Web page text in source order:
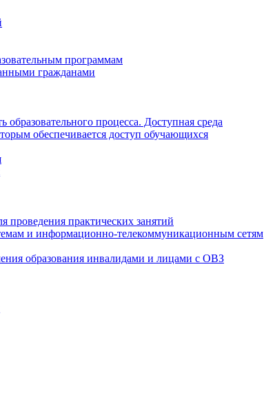
программам
гражданами
процесса. Доступная среда
обеспечивается доступ обучающихся
проведения практических занятий
и информационно-телекоммуникационным сетям
образования инвалидами и лицами с ОВЗ